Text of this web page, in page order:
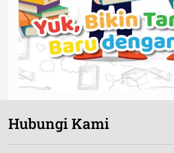
Hubungi Kami